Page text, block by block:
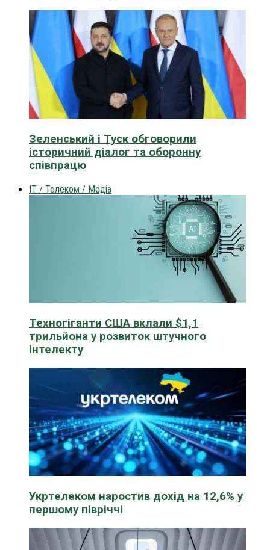
Зеленський і Туск обговорили
історичний діалог та оборонну
співпрацю
IT / Телеком / Медіа
Техногіганти США вклали $1,1
трильйона у розвиток штучного
інтелекту
Укртелеком наростив дохід на 12,6% у
першому півріччі